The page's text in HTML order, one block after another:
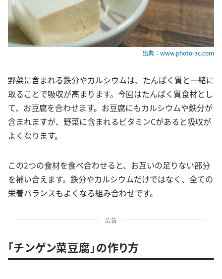
出典：www.photo-ac.com
野菜に含まれる鉄分やカルシウムは、たんぱく質と一緒に
取ることで吸収が高まります。今回はたんぱく質食材とし
て、お豆腐を合わせます。お豆腐にもカルシウムや鉄分が
含まれますが、野菜に含まれるビタミンCがあると吸収が
よくなります。
この2つの食材を食べ合わせると、お互いの足りない部分
を補い合えます。鉄分やカルシウムだけではなく、全ての
栄養バランスもよくなる組み合わせです。
広告
「チンゲン菜豆腐」の作り方